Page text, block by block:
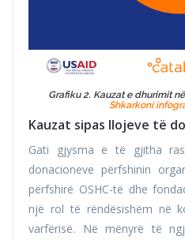
Grafiku 2. Kauzat e dhurimit
Shkarkoni
Kauzat sipas llojeve të
Gati gjysma e të gjitha
donacioneve përfshinin
përfshirë OSHC-të dhe
një rol të rëndësishëm në
varfërisë. Në mënyrë të